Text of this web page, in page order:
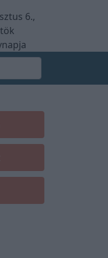
6.,